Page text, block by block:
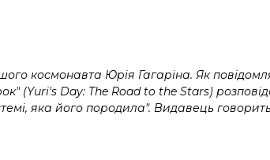
космонавта Юрія Гагаріна. Як
(Yuri's Day: The Road to the Stars)
яка його породила". Видавець